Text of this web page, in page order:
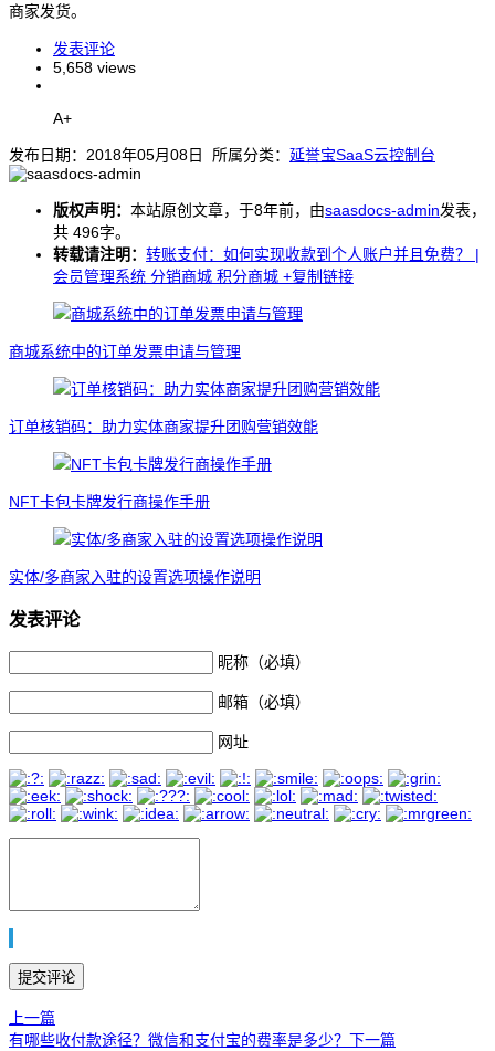
商家发货。
发表评论
5,658 views
A+
发布日期：2018年05月08日 所属分类： 延誉宝SaaS云控制台
版权声明： 本站原创文章，于8年前，由saasdocs-admin发表，
共 496字。
转载请注明： 转账支付：如何实现收款到个人账户并且免费？ |
会员管理系统 分销商城 积分商城 +复制链接
商城系统中的订单发票申请与管理
订单核销码：助力实体商家提升团购营销效能
NFT卡包卡牌发行商操作手册
实体/多商家入驻的设置选项操作说明
发表评论
昵称（必填）
邮箱（必填）
网址
上一篇
有哪些收付款途径？微信和支付宝的费率是多少？ 下一篇